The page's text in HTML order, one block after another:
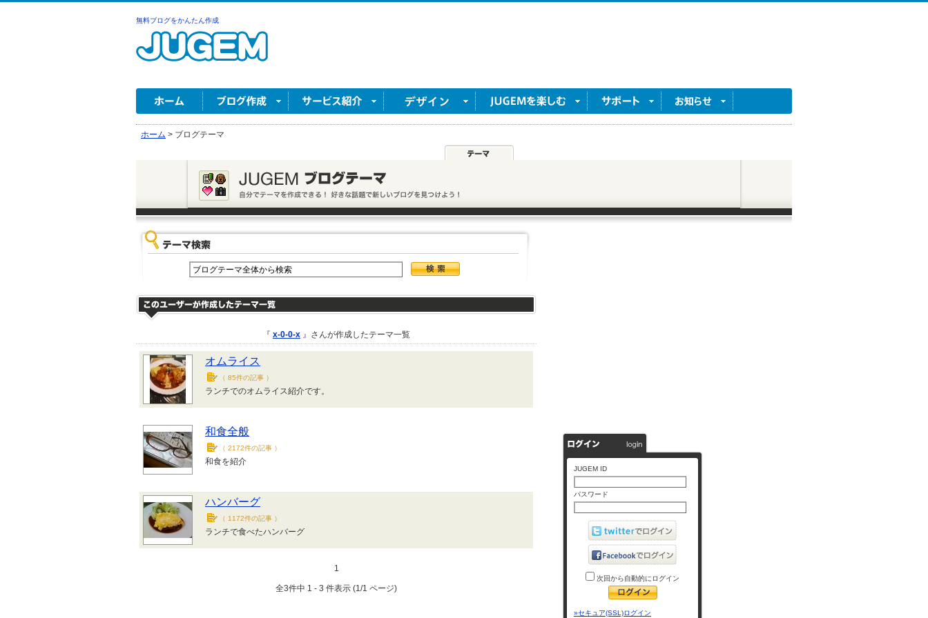
無料ブログをかんたん作成
ホーム > ブログテーマ
『 x-0-0-x 』さんが作成したテーマ一覧
オムライス
（ 85件の記事 ）
ランチでのオムライス紹介です。
和食全般
（ 2172件の記事 ）
和食を紹介
ハンバーグ
（ 1172件の記事 ）
ランチで食べたハンバーグ
1
全3件中 1 - 3 件表示 (1/1 ページ)
JUGEM ID
パスワード
次回から自動的にログイン
»セキュア(SSL)ログイン